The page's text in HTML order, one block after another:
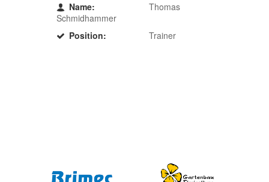
Name:
Thomas
Schmidhammer
Position:
Trainer